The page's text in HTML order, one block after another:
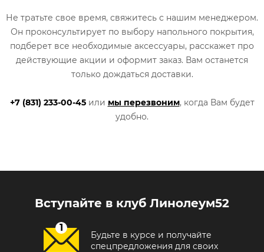
Не тратьте свое время, свяжитесь с нашим менеджером.
Он проконсультирует по выбору напольного покрытия,
подберет все необходимые аксессуары, расскажет про
действующие акции и оформит заказ. Вам останется
только дождаться доставки.
+7 (831) 233-00-45или мы перезвоним, когда Вам будет
удобно.
Вступайте в клуб Линолеум52
Будьте в курсе и получайте
спецпредложения для своих